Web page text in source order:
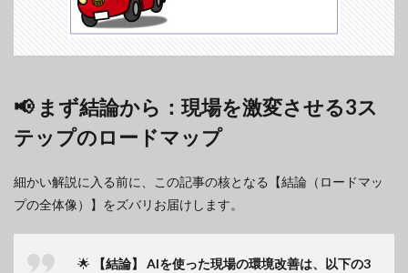
📢 まず結論から：現場を激変させる3ス
テップのロードマップ
細かい解説に入る前に、この記事の核となる【結論（ロードマッ
プの全体像）】をズバリお届けします。
🌟 【結論】
AIを使った現場の環境改善は、以下の3